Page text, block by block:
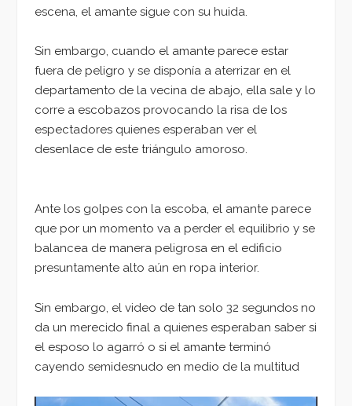
escena, el amante sigue con su huida.
Sin embargo, cuando el amante parece estar
fuera de peligro y se disponía a aterrizar en el
departamento de la vecina de abajo, ella sale y lo
corre a escobazos provocando la risa de los
espectadores quienes esperaban ver el
desenlace de este triángulo amoroso.
Ante los golpes con la escoba, el amante parece
que por un momento va a perder el equilibrio y se
balancea de manera peligrosa en el edificio
presuntamente alto aún en ropa interior.
Sin embargo, el video de tan solo 32 segundos no
da un merecido final a quienes esperaban saber si
el esposo lo agarró o si el amante terminó
cayendo semidesnudo en medio de la multitud